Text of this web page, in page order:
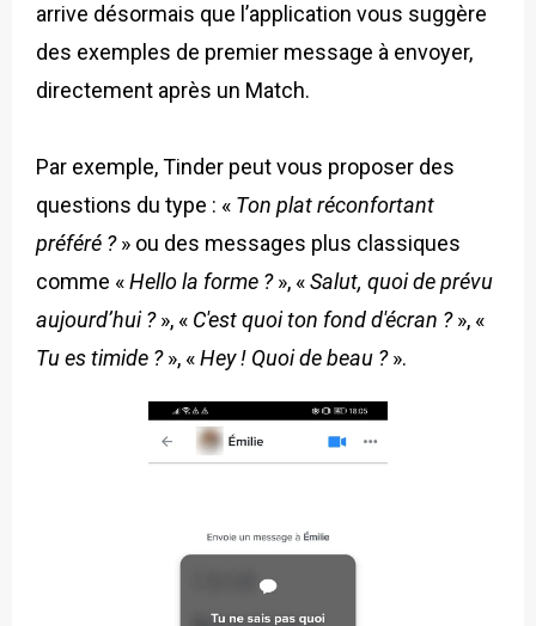
arrive désormais que l’application vous suggère
des exemples de premier message à envoyer,
directement après un Match.
Par exemple, Tinder peut vous proposer des
questions du type : « Ton plat réconfortant
préféré ?» ou des messages plus classiques
comme «Hello la forme ?», «Salut, quoi de prévu
aujourd’hui ?», « C'est quoi ton fond d'écran ?», «
Tu es timide ?», «Hey ! Quoi de beau ?».